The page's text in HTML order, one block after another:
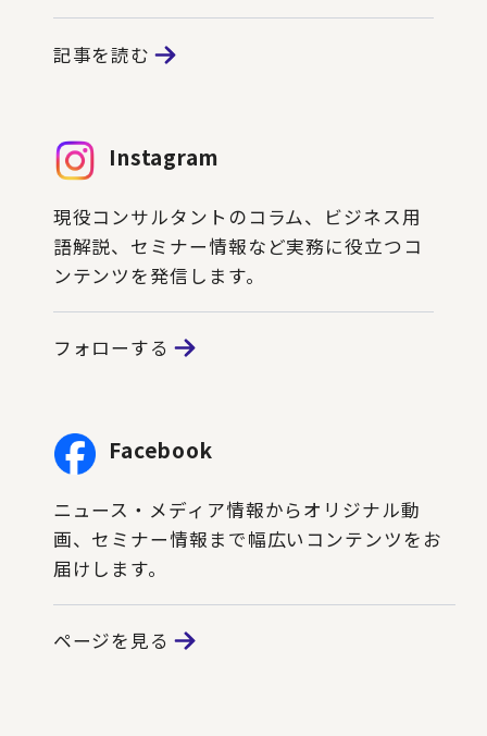
記事を読む
Instagram
現役コンサルタントのコラム、ビジネス用
語解説、セミナー情報など実務に役立つコ
ンテンツを発信します。
フォローする
Facebook
ニュース・メディア情報からオリジナル動
画、セミナー情報まで幅広いコンテンツをお
届けします。
ページを見る